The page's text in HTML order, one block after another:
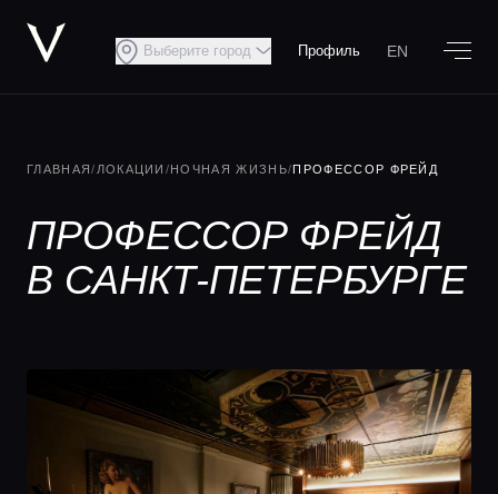
Выберите город Профиль EN
ГЛАВНАЯ/ ЛОКАЦИИ /НОЧНАЯ ЖИЗНЬ/ПРОФЕССОР ФРЕЙД
ПРОФЕССОР ФРЕЙД
В САНКТ-ПЕТЕРБУРГЕ